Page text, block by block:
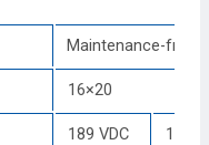
Maintenance-free,
16×20
189 VDC